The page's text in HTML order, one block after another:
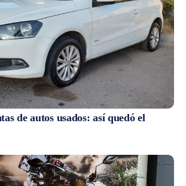
de autos usados: así quedó el